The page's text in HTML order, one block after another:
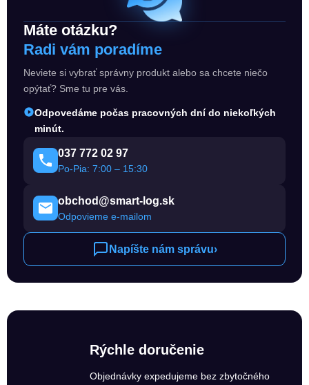
Máte otázku?
Radi vám poradíme
Neviete si vybrať správny produkt alebo sa chcete niečo
opýtať? Sme tu pre vás.
Odpovedáme počas pracovných dní do niekoľkých
minút.
037 772 02 97
Po-Pia: 7:00 – 15:30
obchod@smart-log.sk
Odpovieme e-mailom
Napíšte nám správu›
Rýchle doručenie
Objednávky expedujeme bez zbytočného